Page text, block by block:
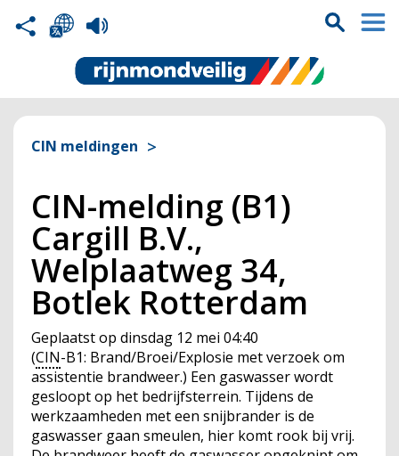
CIN meldingen
CIN-melding (B1)
Cargill B.V.,
Welplaatweg 34,
Botlek Rotterdam
Geplaatst op dinsdag 12 mei 04:40
(CIN-B1: Brand/Broei/Explosie met verzoek om
assistentie brandweer.) Een gaswasser wordt
gesloopt op het bedrijfsterrein. Tijdens de
werkzaamheden met een snijbrander is de
gaswasser gaan smeulen, hier komt rook bij vrij.